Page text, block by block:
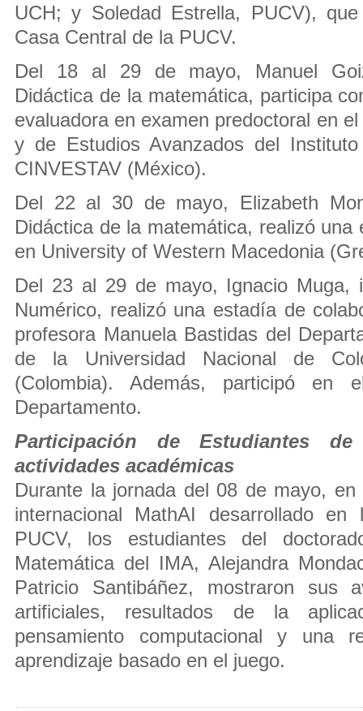
UCH; y Soledad Estrella, PUCV),
Casa Central de la PUCV.
Del 18 al 29 de mayo, Manuel
Didáctica de la matemática, participa
evaluadora en examen predoctoral en
y de Estudios Avanzados del
CINVESTAV (México).
Del 22 al 30 de mayo, Elizabeth
Didáctica de la matemática, realizó una
en University of Western Macedonia
Del 23 al 29 de mayo, Ignacio Muga,
Numérico, realizó una estadía de
profesora Manuela Bastidas del
de la Universidad Nacional de
(Colombia). Además, participó en
Departamento.
Participación de Estudiantes
actividades académicas
Durante la jornada del 08 de mayo,
internacional MathAI desarrollado
PUCV, los estudiantes del
Matemática del IMA, Alejandra
Patricio Santibáñez, mostraron sus
artificiales, resultados de la
pensamiento computacional y una
aprendizaje basado en el juego.